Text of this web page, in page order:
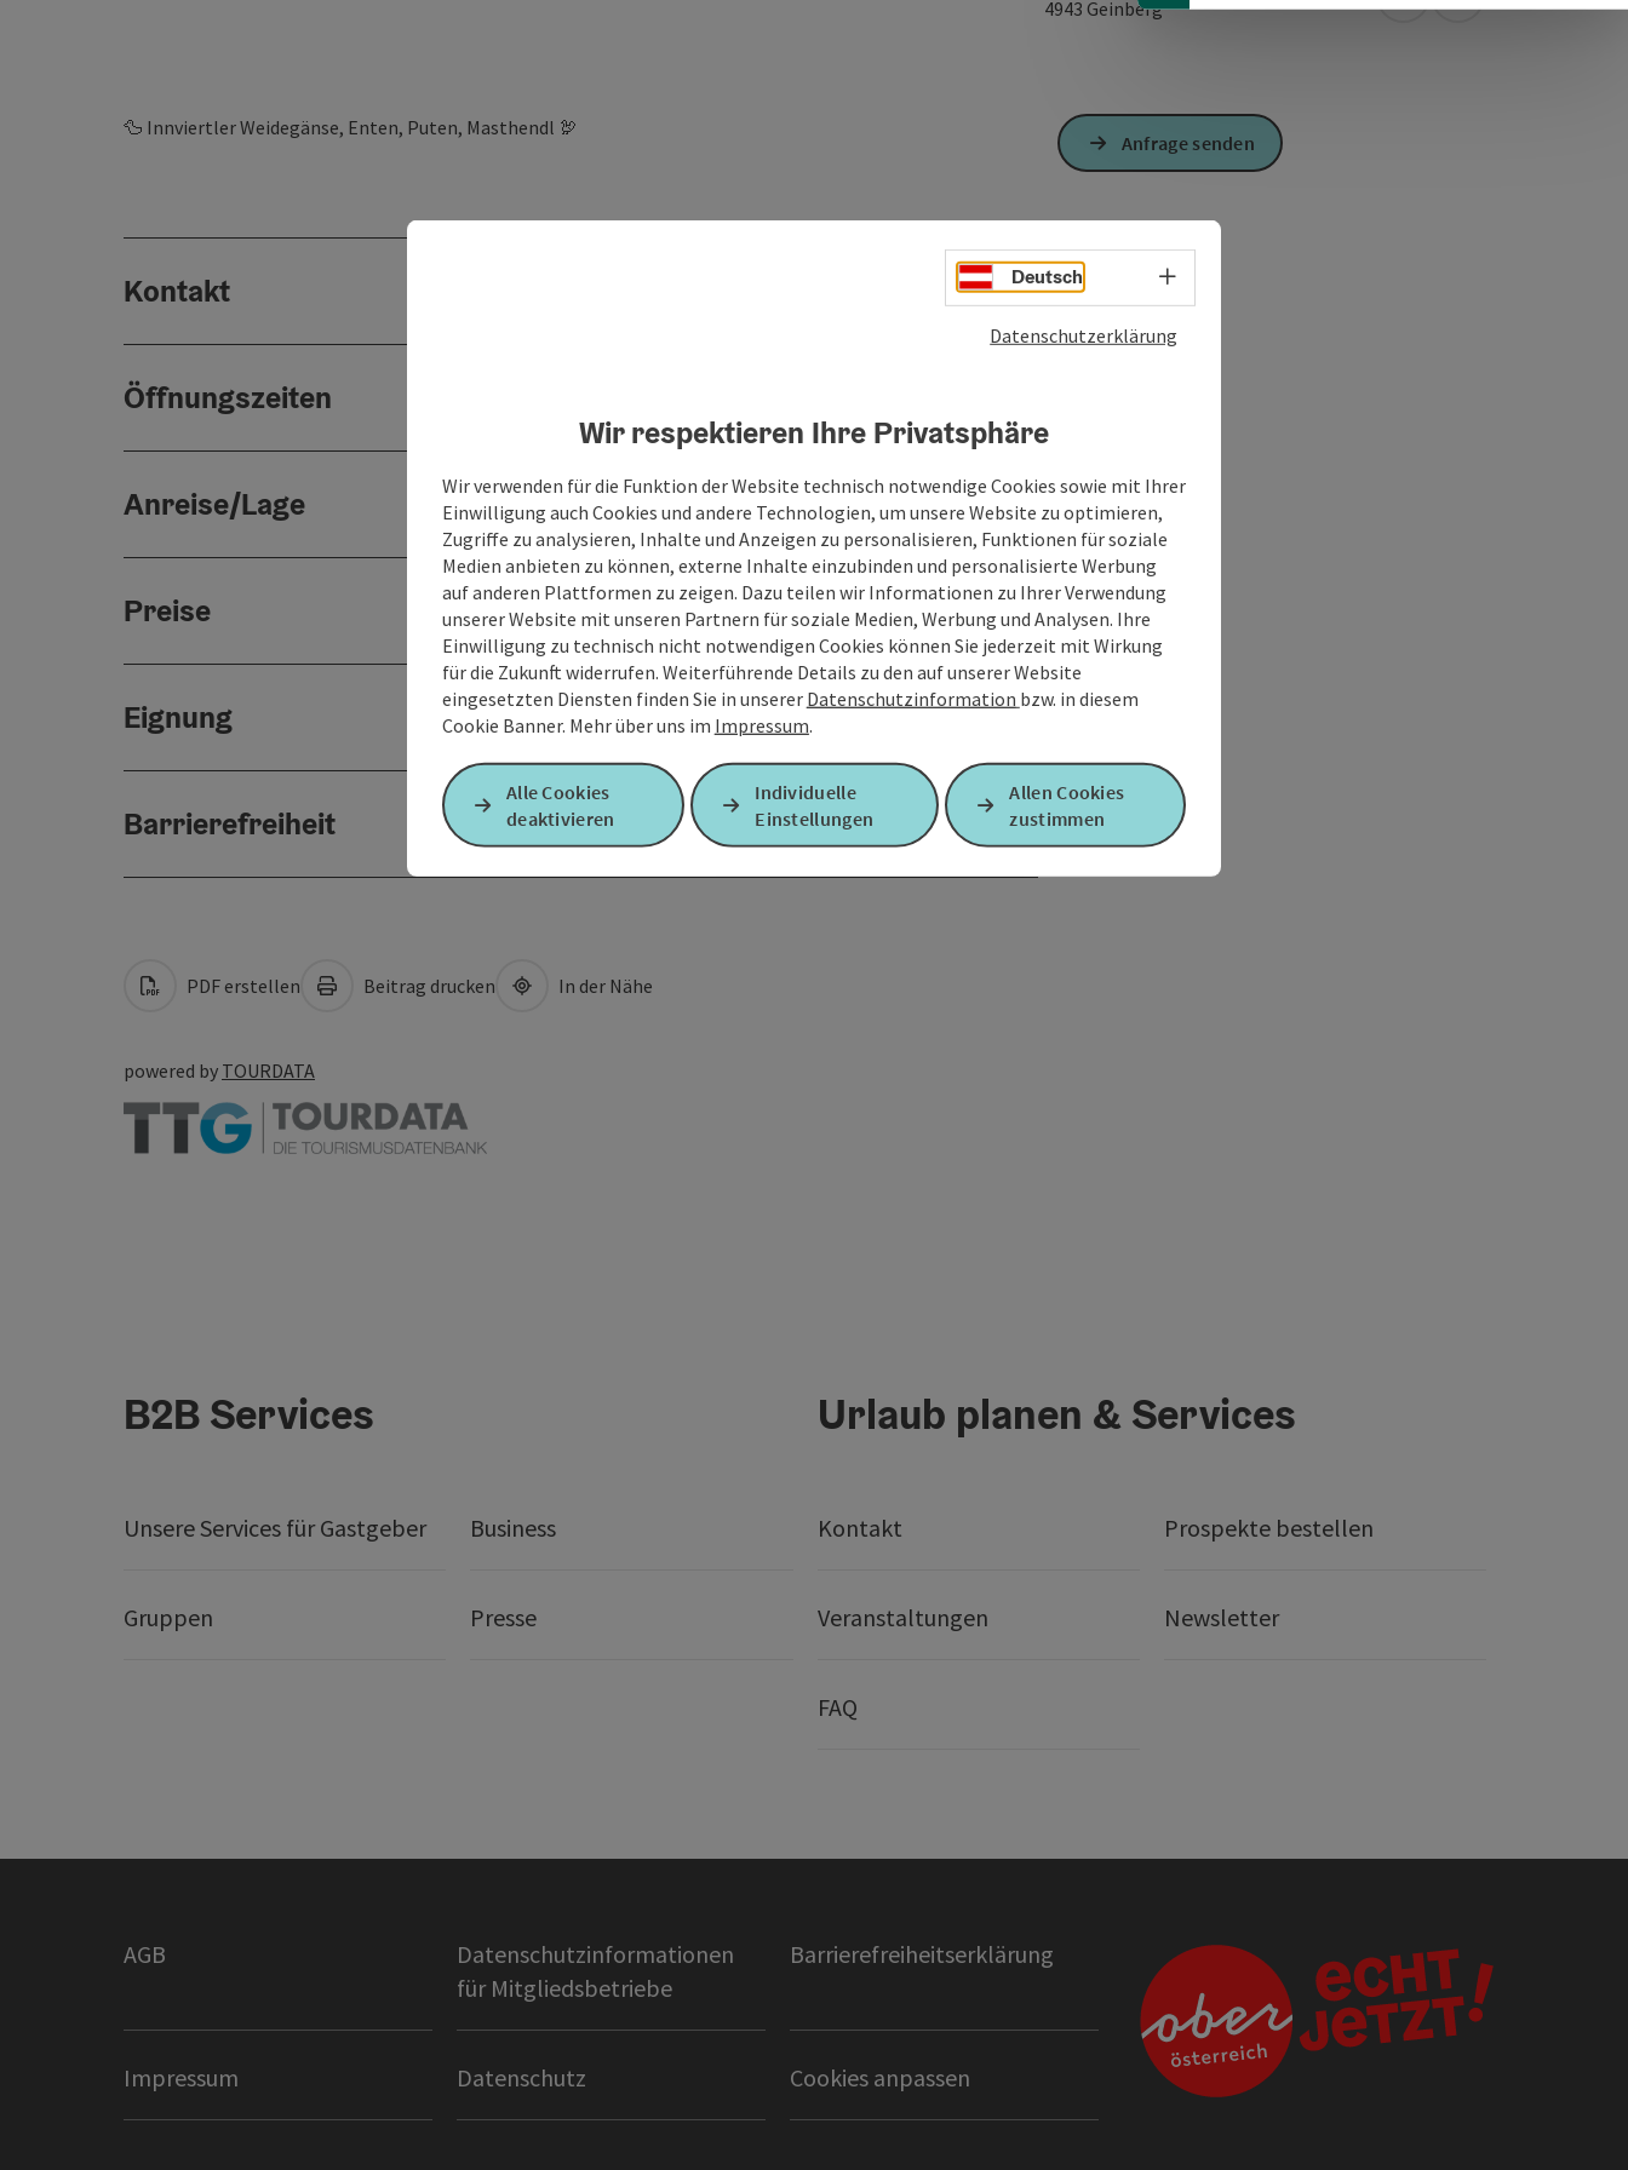
4943 Geinberg in Google Maps öffnen
in Apple Maps
🦆 Innviertler Weidegänse, Enten, Puten, Masthendl 🦃
Kontakt
Öffnungszeiten
Anreise/Lage
Preise
Eignung
Barrierefreiheit
Anfrage senden
PDF erstellen Beitrag drucken In der Nähe
powered by TOURDATA
B2B Services
Unsere Services für Gastgeber Business
Gruppen Presse
Urlaub planen & Services
Kontakt Prospekte bestellen
Veranstaltungen Newsletter
FAQ
AGB
Datenschutzinformationen
für Mitgliedsbetriebe
Barrierefreiheitserklärung
Impressum Datenschutz Cookies anpassen
Deutsch Sprachwahl - Menü öffnen
Datenschutzerklärung
Wir respektieren Ihre Privatsphäre
Wir verwenden für die Funktion der Website technisch notwendige Cookies sowie mit Ihrer
Einwilligung auch Cookies und andere Technologien, um unsere Website zu optimieren,
Zugriffe zu analysieren, Inhalte und Anzeigen zu personalisieren, Funktionen für soziale
Medien anbieten zu können, externe Inhalte einzubinden und personalisierte Werbung
auf anderen Plattformen zu zeigen. Dazu teilen wir Informationen zu Ihrer Verwendung
unserer Website mit unseren Partnern für soziale Medien, Werbung und Analysen. Ihre
Einwilligung zu technisch nicht notwendigen Cookies können Sie jederzeit mit Wirkung
für die Zukunft widerrufen. Weiterführende Details zu den auf unserer Website
eingesetzten Diensten finden Sie in unserer Datenschutzinformation bzw. in diesem
Cookie Banner. Mehr über uns im Impressum.
Alle Cookies
deaktivieren
Individuelle
Einstellungen
Allen Cookies
zustimmen